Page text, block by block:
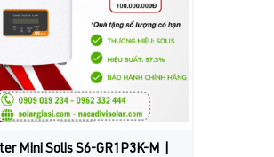
Mini Solis S6-GR1P3K-M |